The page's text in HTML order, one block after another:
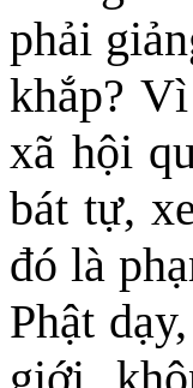
phải
khắp?
xã hội
bát tự,
đó là
Phật